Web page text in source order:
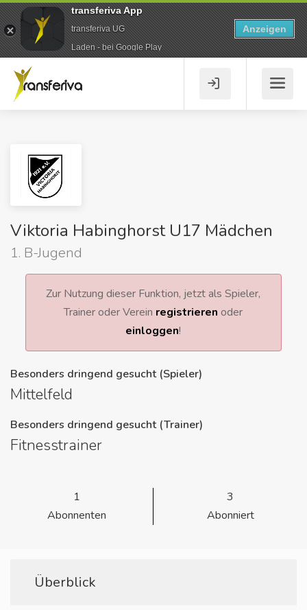
Viktoria Habinghorst U17 Mädchen
1. B-Jugend
Zur Nutzung dieser Funktion, jetzt als Spieler,
Trainer oder Verein registrieren oder
einloggen!
Besonders dringend gesucht (Spieler)
Mittelfeld
Besonders dringend gesucht (Trainer)
Fitnesstrainer
1
Abonnenten
3
Abonniert
Überblick
transferiva App
transferiva UG
Laden - bei Google Play
Anzeigen